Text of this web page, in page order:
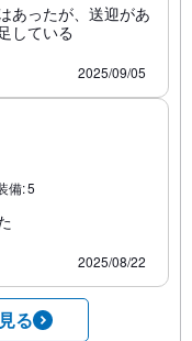
あったが、送迎があ
している
2025/09/05
備:5
2025/08/22
る